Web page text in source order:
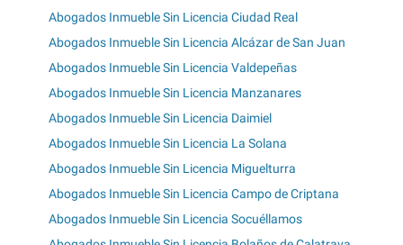
Abogados Inmueble Sin Licencia Ciudad Real
Abogados Inmueble Sin Licencia Alcázar de San Juan
Abogados Inmueble Sin Licencia Valdepeñas
Abogados Inmueble Sin Licencia Manzanares
Abogados Inmueble Sin Licencia Daimiel
Abogados Inmueble Sin Licencia La Solana
Abogados Inmueble Sin Licencia Miguelturra
Abogados Inmueble Sin Licencia Campo de Criptana
Abogados Inmueble Sin Licencia Socuéllamos